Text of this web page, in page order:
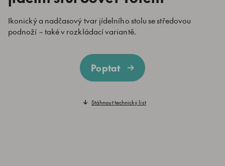
Ikonický a nadčasový tvar jídelního stolu se středovou
podnoží – také v rozkládací variantě.
Poptat
Stáhnout technický list